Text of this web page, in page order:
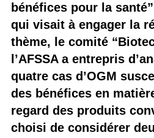
bénéfices pour la
qui visait à engager la
thème, le comité
l’AFSSA a entrepris
quatre cas d’OGM
des bénéfices en
regard des produits
choisi de considérer